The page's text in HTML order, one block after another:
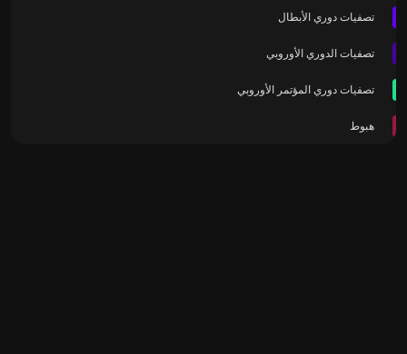
تصفيات دوري الأبطال
تصفيات الدوري الأوروبي
تصفيات دوري المؤتمر الأوروبي
هبوط